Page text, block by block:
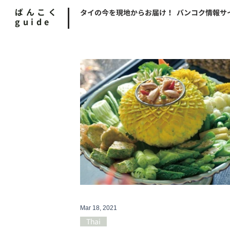
ばんこく
guide
タイの今を現地からお届け！ バンコク情報サ
Thai
Mar 18, 2021